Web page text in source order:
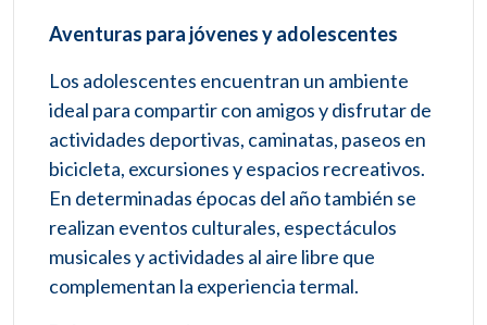
Aventuras para jóvenes y adolescentes
Los adolescentes encuentran un ambiente
ideal para compartir con amigos y disfrutar de
actividades deportivas, caminatas, paseos en
bicicleta, excursiones y espacios recreativos.
En determinadas épocas del año también se
realizan eventos culturales, espectáculos
musicales y actividades al aire libre que
complementan la experiencia termal.